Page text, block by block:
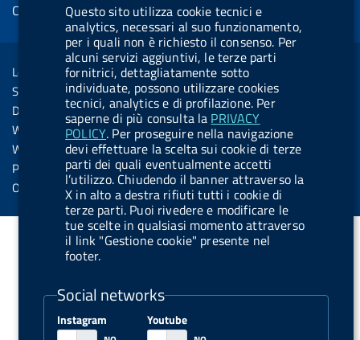
Questo sito utilizza cookie tecnici e
analytics, necessari al suo funzionamento,
per i quali non è richiesto il consenso. Per
alcuni servizi aggiuntivi, le terze parti
fornitrici, dettagliatamente sotto
individuate, possono utilizzare cookies
tecnici, analytics e di profilazione. Per
saperne di più consulta la PRIVACY
POLICY. Per proseguire nella navigazione
devi effettuare la scelta sui cookie di terze
parti dei quali eventualmente accetti
l’utilizzo. Chiudendo il banner attraverso la
X in alto a destra rifiuti tutti i cookie di
terze parti. Puoi rivedere e modificare le
tue scelte in qualsiasi momento attraverso
il link "Gestione cookie" presente nel
footer.
Social networks
Instagram Youtube
.
b
u
t
t
o
n
.
s
p
o
t
f
y
k
y
b
e
d
i
n
Cookie management
Sezione Link Utili
Legal notice
Social Media Policy
Dichiarazione di accessibilità
Web accessibility
Website statistics
Privacy
Online services